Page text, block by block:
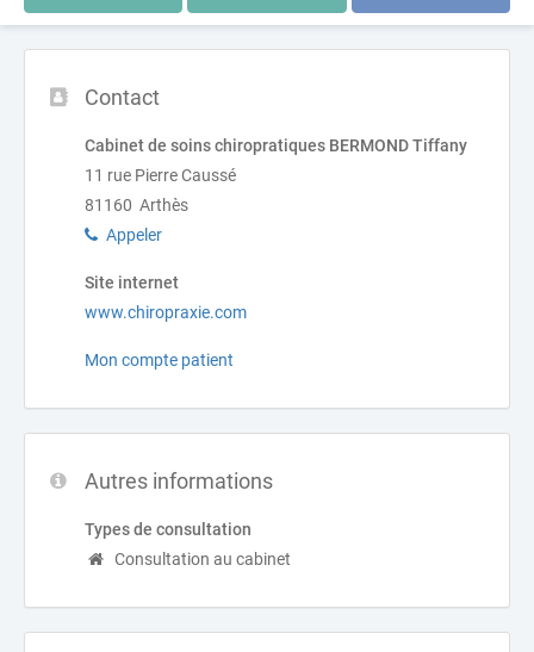
Contact
Cabinet de soins chiropratiques BERMOND Tiffany
11 rue Pierre Caussé
81160 Arthès
Appeler
Site internet
www.chiropraxie.com
Mon compte patient
Autres informations
Types de consultation
Consultation au cabinet